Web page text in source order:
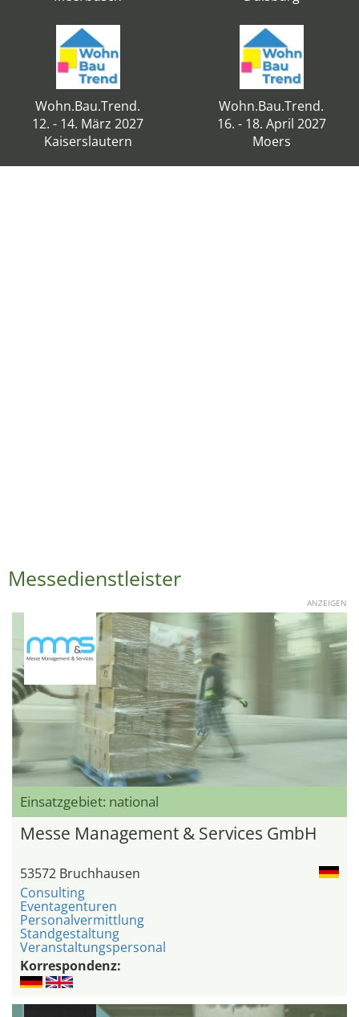
Wohn.Bau.Trend.
12. - 14. März 2027
Kaiserslautern
Wohn.Bau.Trend.
16. - 18. April 2027
Moers
Messedienstleister
ANZEIGEN
Einsatzgebiet: national
Messe Management & Services GmbH
53572 Bruchhausen
Consulting
Eventagenturen
Personalvermittlung
Standgestaltung
Veranstaltungspersonal
Korrespondenz: